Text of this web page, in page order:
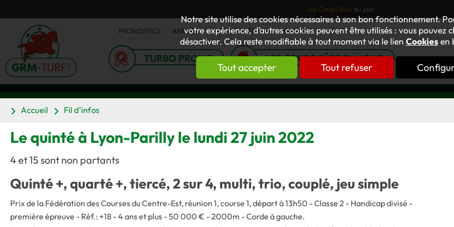
Notre site utilise des cookies nécessaires à son bon fonctionnement.
votre expérience, d’autres cookies peuvent être utilisés : vous pouvez
désactiver. Cela reste modifiable à tout moment via le lien Cookiesen
Tout accepter Tout refuser
Les Coups Sûrs du jour
PRONOSTICS ARRIVÉES ACTUS FORUM OUVRAGES GNT
TURBO PRONO LES COUPS SÛRS DU JOUR
Accueil Fil d'infos
Le quinté à Lyon-Parilly le lundi 27 juin 2022
4 et 15 sont non partants
Quinté +, quarté +, tiercé, 2 sur 4, multi, trio, couplé, jeu simple
Prix de la Fédération des Courses du Centre-Est, réunion 1, course 1, départ à 13h50 - Classe 2 - Handicap divisé -
première épreuve - Réf.: +18 - 4 ans et plus - 50 000 € - 2000m - Corde à gauche.